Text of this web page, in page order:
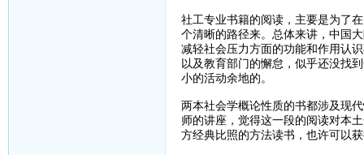
社工专业书籍的阅读，主要是为了
个清晰的路径来。总体来讲，中国
减轻社会压力方面的功能和作用认
以及教育部门的懈怠，似乎还没找
小的活动余地的。
两本社会学概论性质的书都涉及现
师的讲座，觉得这一段的阅读对本
方经典比照的方法读书，也许可以